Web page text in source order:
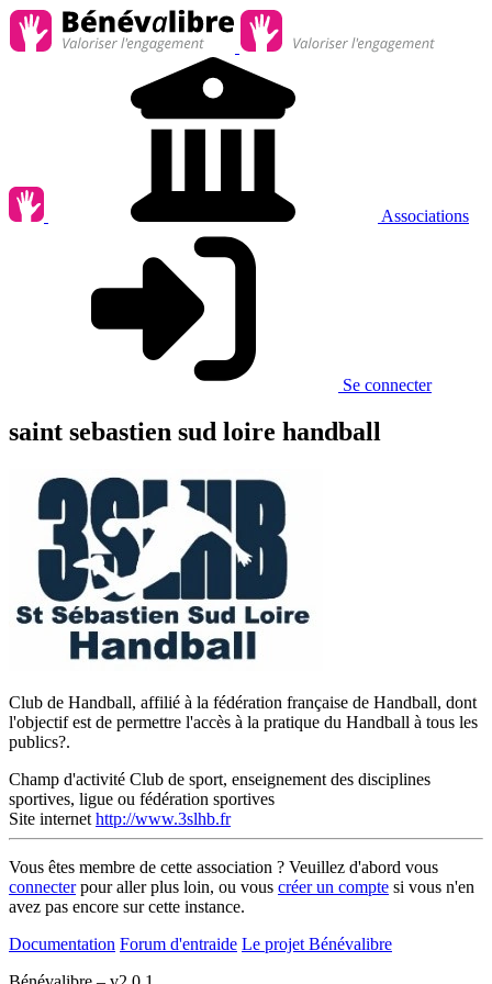
Associations
Se connecter
saint sebastien sud loire handball
Club de Handball, affilié à la fédération française de Handball, dont
l'objectif est de permettre l'accès à la pratique du Handball à tous les
publics?.
Champ d'activité Club de sport, enseignement des disciplines
sportives, ligue ou fédération sportives
Site internet http://www.3slhb.fr
Vous êtes membre de cette association ? Veuillez d'abord vous
connecterpour aller plus loin, ou vous créer un compte si vous n'en
avez pas encore sur cette instance.
Documentation Forum d'entraide Le projet Bénévalibre